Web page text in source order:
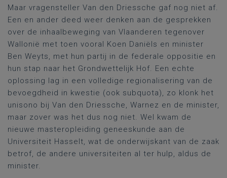
Maar vragensteller Van den Driessche gaf nog niet af.
Een en ander deed weer denken aan de gesprekken
over de inhaalbeweging van Vlaanderen tegenover
Wallonië met toen vooral Koen Daniëls en minister
Ben Weyts, met hun partij in de federale oppositie en
hun stap naar het Grondwettelijk Hof. Een echte
oplossing lag in een volledige regionalisering van de
bevoegdheid in kwestie (ook subquota), zo klonk het
unisono bij Van den Driessche, Warnez en de minister,
maar zover was het dus nog niet. Wel kwam de
nieuwe masteropleiding geneeskunde aan de
Universiteit Hasselt, wat de onderwijskant van de zaak
betrof, de andere universiteiten al ter hulp, aldus de
minister.